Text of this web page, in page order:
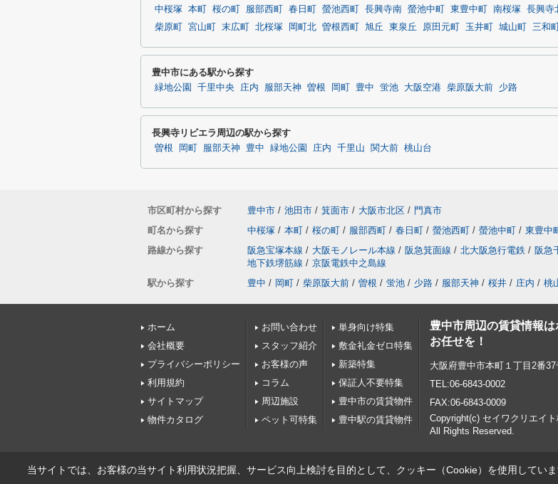
中桜塚 本町 桜の町 服部西町 春日町 螢池西町 長興寺南 螢池中町 東豊中町 南桜塚 長興寺
柴原町
宮山町 末広町 北桜塚 岡町北 曽根西町 旭丘 東泉丘 原田元町 玉井町 城山町 三和町
豊中市にある駅から探す
緑地公園 千里中央 庄内 服部天神 曽根 岡町 豊中 蛍池 大阪空港 柴原阪大前 少路
長興寺リビエラ周辺の駅から探す
曽根 岡町 服部天神 豊中 緑地公園 庄内 千里山 関大前 桃山台
市区町村から探す 豊中市 / 池田市 / 箕面市 / 大阪市北区 / 門真市
町名から探す
中桜塚 / 本町 / 桜の町 / 服部西町 / 春日町 / 螢池西町 / 螢池中町 / 東豊中
路線から探す
阪急宝塚本線 / 大阪モノレール本線 / 阪急箕面線 / 北大阪急行電鉄 / 阪急
地下鉄堺筋線 / 京阪電鉄中之島線
駅から探す
豊中 / 岡町 / 柴原阪大前 / 曽根 / 蛍池 / 少路 / 服部天神 / 桜井 / 庄内 / 桃
ホーム
会社概要
プライバシーポリシー
利用規約
サイトマップ
物件カタログ
お問い合わせ
スタッフ紹介
お客様の声
コラム
周辺施設
ペット可特集
単身向け特集
敷金礼金ゼロ特集
新築特集
保証人不要特集
豊中市の賃貸物件
豊中駅の賃貸物件
豊中市周辺の賃貸情報
お任せを！
大阪府豊中市本町１丁目2番37
TEL:06-6843-0002
FAX:06-6843-0009
Copyright(c) セイワクリエイ
All Rights Reserved.
当サイトでは、お客様の当サイト利用状況把握、サービス向上検討を目的として、クッキー（Cookie）を使用していま